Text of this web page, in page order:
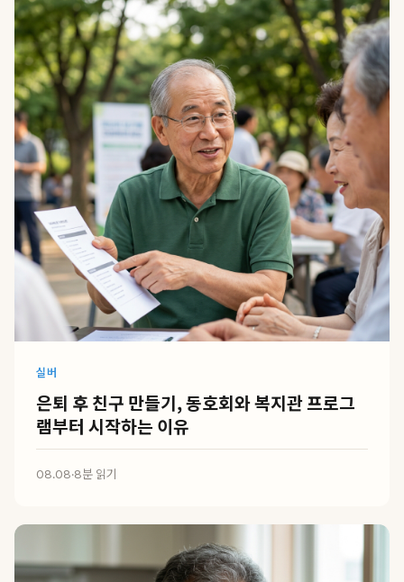
실버
은퇴 후 친구 만들기, 동호회와 복지관 프로그
램부터 시작하는 이유
08.08·8분 읽기